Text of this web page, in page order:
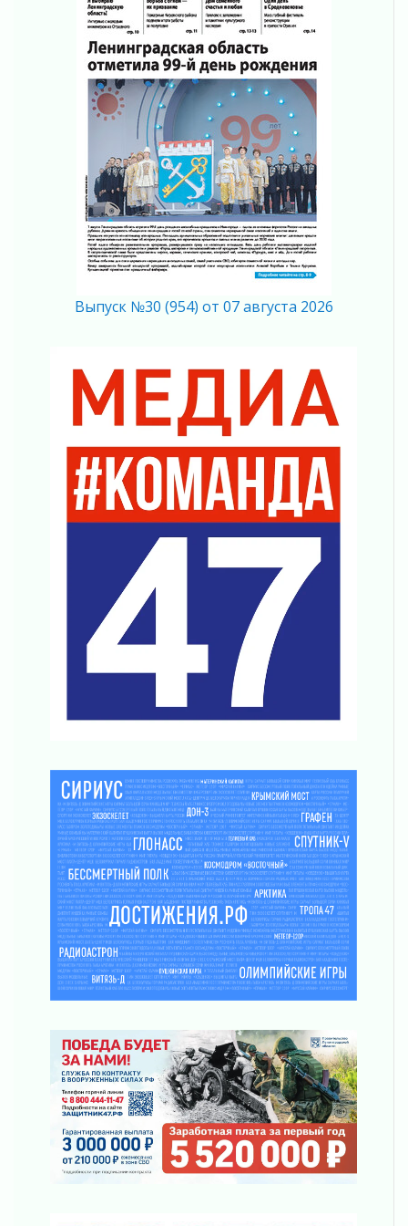
Ставка на дисциплину на перекрестках
04 августа 2026
В Ленобласти растет потребление
мобильного трафика
04 августа 2026
Полумрак бьёт по карману
Вниманию автомобилистов!
04 августа 2026
Память, сталь и музыка
04 августа 2026
Регион готовится к выборам
04 августа 2026
согласие
04 августа 2026
Важная информация
04 августа 2026
Что делать со сбережениями
04 августа 2026
Награды нашли строителей
03 августа 2026
Ленобласть повышает производительность
Поддержка волонтерских объединений
03 августа 2026
Ладожский мост полностью закроют на два
Музеи Ленобласти обновляют пространства
Часть медиков в Ленобласти сможет
рассчитывать на доплату от региона
03 августа 2026
За сутки в Ленинградской области
ликвидировали 10 пожаров
03 августа 2026
Клюква наливается, но в корзинку пока не
просится
03 августа 2026
Строительные компании Ленобласти
подняли зарплаты почти на 40% за год
03 августа 2026
Шесть новых жизней в честь дня рождения
Ленинградской области
03 августа 2026
Уроки безопасности для детей и взрослых
03 августа 2026
Ленобласть отмечает День Воздушно-
десантных войск
02 августа 2026
Выпуск №30 (954) от 07 августа 2026